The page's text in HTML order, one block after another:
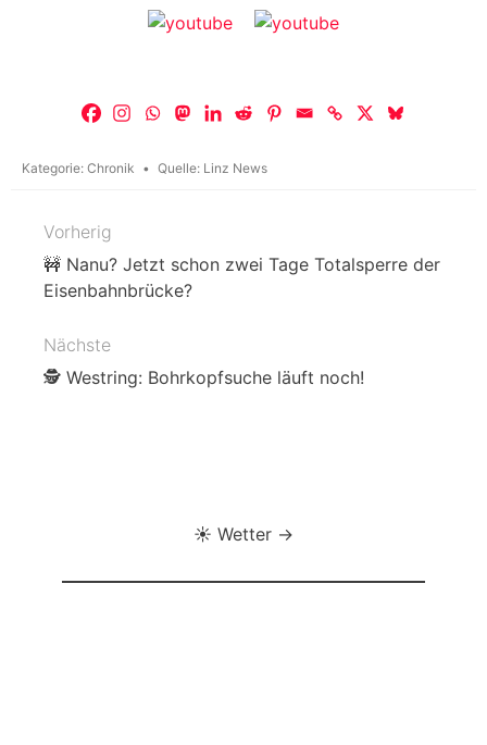
Kategorie: Chronik Quelle: Linz News
Beitragsnavigation
Vorherig
🚧 Nanu? Jetzt schon zwei Tage Totalsperre der
Eisenbahnbrücke?
Nächste
🕵️ Westring: Bohrkopfsuche läuft noch!
☀️ Wetter →